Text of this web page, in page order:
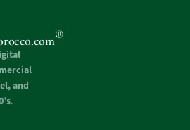
®
and
.